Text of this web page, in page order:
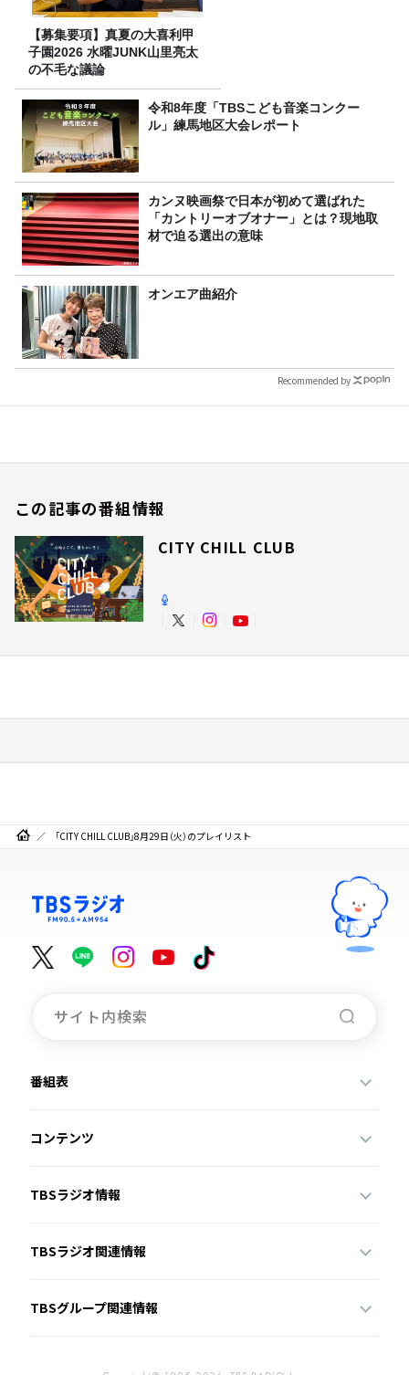
【募集要項】真夏の大喜利甲
子園2026 水曜JUNK山里亮太
の不毛な議論
令和8年度「TBSこども音楽コンクー
ル」練馬地区大会レポート
カンヌ映画祭で日本が初めて選ばれた
「カントリーオブオナー」とは？現地取
材で迫る選出の意味
オンエア曲紹介
Recommended by
この記事の番組情報
CITY CHILL CLUB
「CITY CHILL CLUB」8月29日（火）のプレイリスト
番組表
コンテンツ
TBSラジオ情報
TBSラジオ関連情報
TBSグループ関連情報